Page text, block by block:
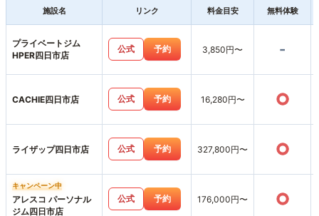
施設名 リンク 料金目安 無料体験
プライベートジム
HPER四日市店
公式 予約 3,850円〜 -
CACHIE四日市店 公式 予約 16,280円〜 ○
ライザップ四日市店 公式 予約 327,800円〜 ○
キャンペーン中
アレスコ パーソナル
ジム四日市店
公式 予約 176,000円〜 ○